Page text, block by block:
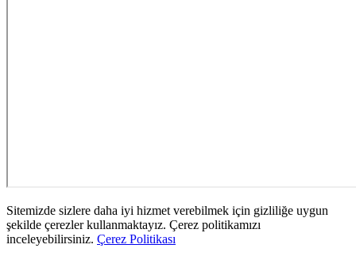
Sitemizde sizlere daha iyi hizmet verebilmek için gizliliğe uygun
şekilde çerezler kullanmaktayız. Çerez politikamızı
inceleyebilirsiniz. Çerez Politikası